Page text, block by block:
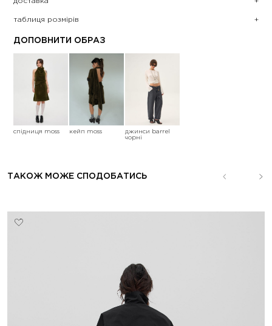
таблиця розмірів
ДОПОВНИТИ ОБРАЗ
спідниця moss кейп moss
джинси barrel
чорні
ТАКОЖ МОЖЕ СПОДОБАТИСЬ